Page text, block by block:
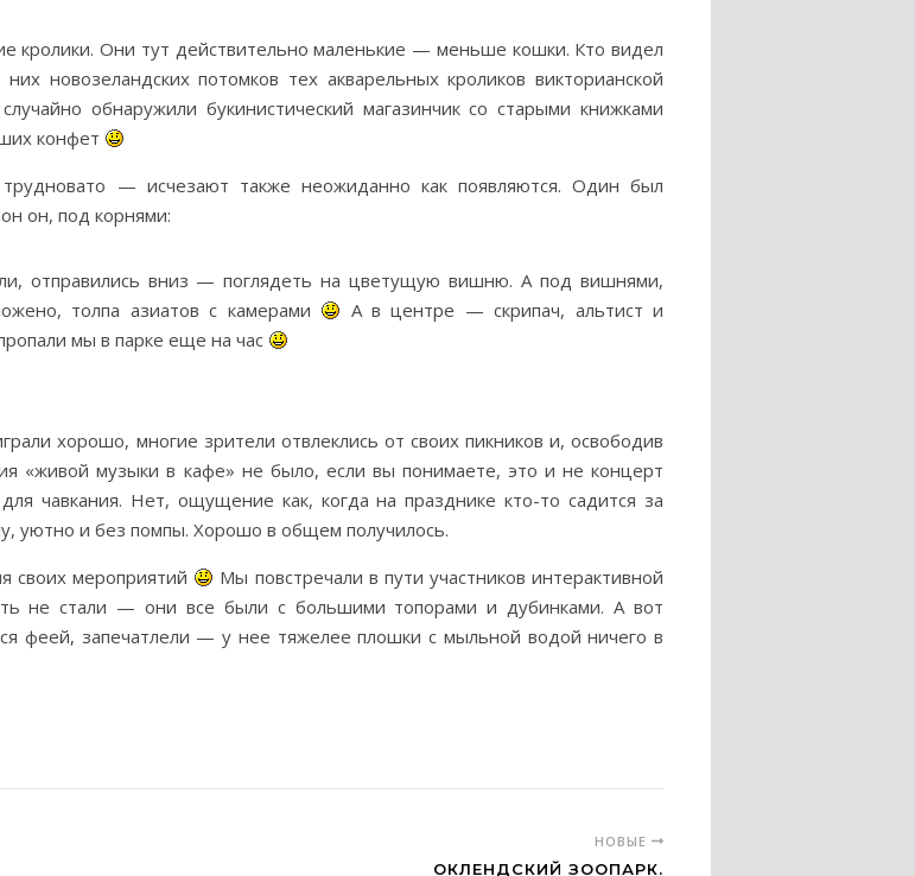
кролики. Они тут действительно маленькие — меньше кошки. Кто видел
новозеландских потомков тех акварельных кроликов викторианской
обнаружили букинистический магазинчик со старыми книжками
конфет
— исчезают также неожиданно как появляются. Один был
он, под корнями:
отправились вниз — поглядеть на цветущую вишню. А под вишнями,
толпа азиатов с камерами
А в центре — скрипач, альтист и
мы в парке еще на час
хорошо, многие зрители отвлеклись от своих пикников и, освободив
«живой музыки в кафе» не было, если вы понимаете, это и не концерт
чавкания. Нет, ощущение как, когда на празднике кто-то садится за
уютно и без помпы. Хорошо в общем получилось.
своих мероприятий
Мы повстречали в пути участников интерактивной
не стали — они все были с большими топорами и дубинками. А вот
феей, запечатлели — у нее тяжелее плошки с мыльной водой ничего в
НОВЫЕ
ОКЛЕНДСКИЙ ЗООПАРК.